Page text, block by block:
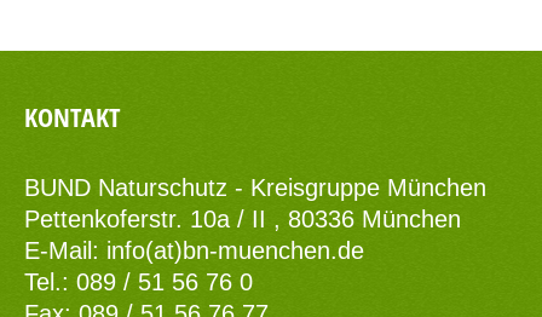
KONTAKT
BUND Naturschutz - Kreisgruppe München
Pettenkoferstr. 10a / II , 80336 München
E-Mail: info(at)bn-muenchen.de
Tel.: 089 / 51 56 76 0